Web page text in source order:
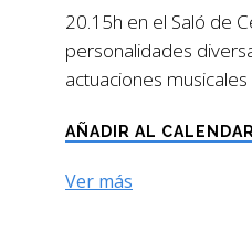
20.15h en el Saló de
personalidades
actuaciones
AÑADIR AL
Ver más